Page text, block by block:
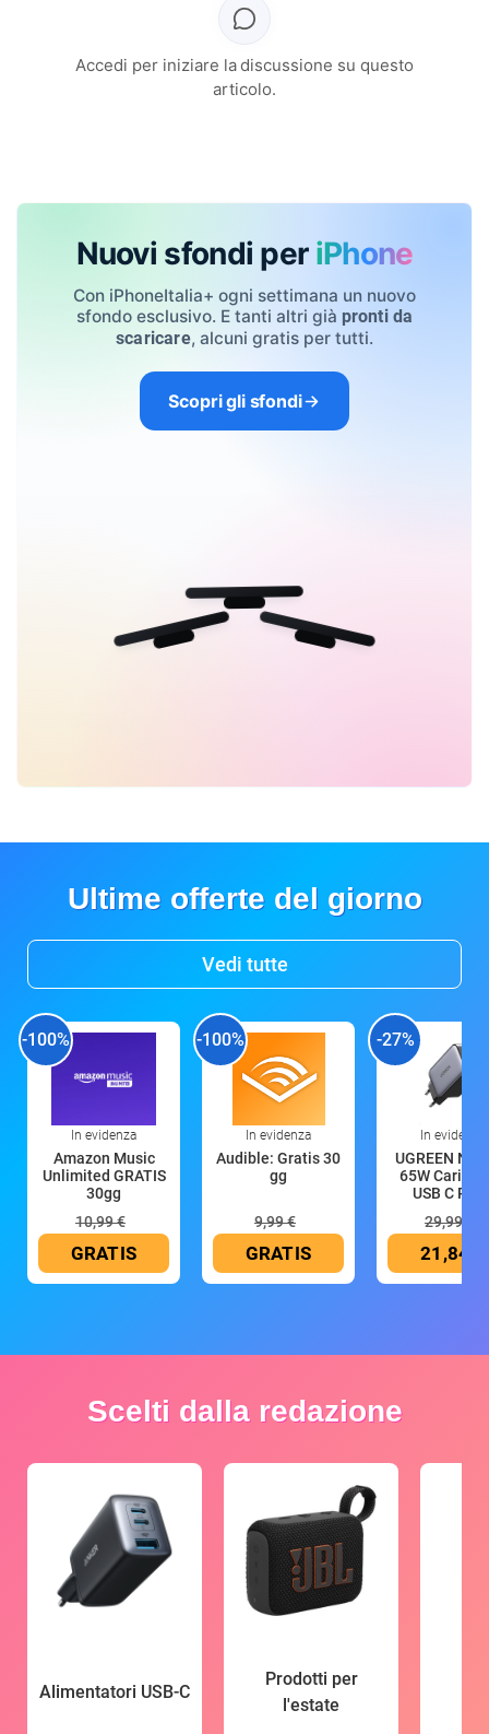
Accedi per iniziare la discussione su questo
articolo.
Nuovi sfondi per iPhone
Con iPhoneItalia+ ogni settimana un nuovo
sfondo esclusivo. E tanti altri già pronti da
scaricare, alcuni gratis per tutti.
Scopri gli sfondi
Ultime offerte del giorno
Vedi tutte
-100%
In evidenza
Amazon Music
Unlimited GRATIS
30gg
10,99 €
GRATIS
-100%
In evidenza
Audible: Gratis 30
gg
9,99 €
GRATIS
-27%
In evidenza
UGREEN
65W
USB C
29,99 €
21,84 €
Scelti dalla redazione
Alimentatori USB-C
Prodotti per
l'estate